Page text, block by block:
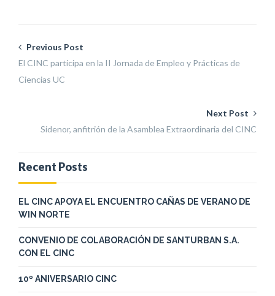
Previous Post
El CINC participa en la II Jornada de Empleo y Prácticas de
Ciencias UC
Next Post
Sidenor, anfitrión de la Asamblea Extraordinaria del CINC
Recent Posts
EL CINC APOYA EL ENCUENTRO CAÑAS DE VERANO DE
WIN NORTE
CONVENIO DE COLABORACIÓN DE SANTURBAN S.A.
CON EL CINC
10º ANIVERSARIO CINC